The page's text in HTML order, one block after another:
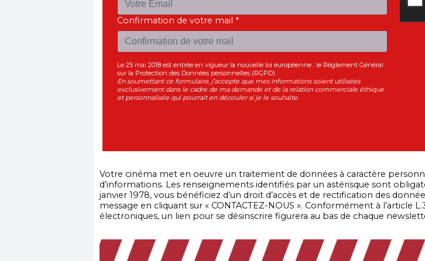
Confirmation de votre mail *
Le 25 mai 2018 est entrée en vigueur la nouvelle loi européenne : le Règlement Général
sur la Protection des Données personnelles (RGPD) :
En soumettant ce formulaire, j’accepte que mes informations soient utilisées
exclusivement dans le cadre de ma demande et de la relation commerciale éthique
et personnalisée qui pourrait en découler si je le souhaite.
Votre cinéma met en oeuvre un traitement de données à caractère
d’informations. Les renseignements identifiés par un astérisque sont
janvier 1978, vous bénéficiez d’un droit d’accès et de rectification des
message en cliquant sur « CONTACTEZ-NOUS ». Conformément à l’article
électroniques, un lien pour se désinscrire figurera au bas de chaque